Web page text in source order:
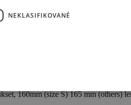
damper with 3-position
black
/ L=190mm / XL=210mm
SPLINE
160mm (size S) 165 mm (others)
NEKLASIFIKOVANÉ